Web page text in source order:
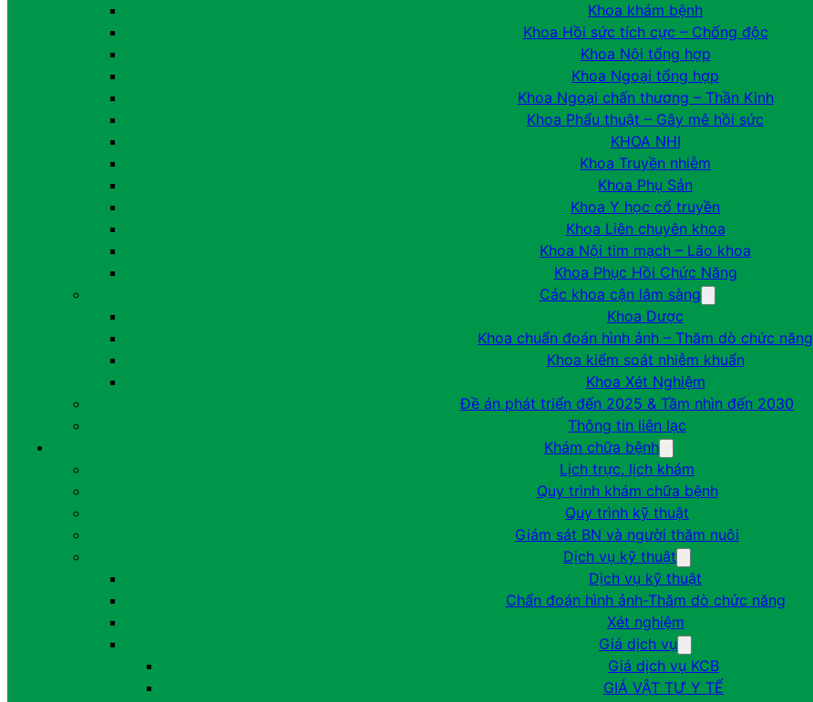
Khoa khám bệnh
Khoa Hồi sức tích cực – Chống độc
Khoa Nội tổng hợp
Khoa Ngoại tổng hợp
Khoa Ngoại chấn thương – Thần Kinh
Khoa Phẩu thuật – Gây mê hồi sức
KHOA NHI
Khoa Truyền nhiễm
Khoa Phụ Sản
Khoa Y học cổ truyền
Khoa Liên chuyên khoa
Khoa Nội tim mạch – Lão khoa
Khoa Phục Hồi Chức Năng
Các khoa cận lâm sàng
Khoa Dược
Khoa chuẩn đoán hình ảnh – Thăm dò chức năng
Khoa kiểm soát nhiễm khuẩn
Khoa Xét Nghiệm
Đề án phát triển đến 2025 & Tầm nhìn đến 2030
Thông tin liên lạc
Khám chữa bệnh
Lịch trực, lịch khám
Quy trình khám chữa bệnh
Quy trình kỹ thuật
Giám sát BN và người thăm nuôi
Dịch vụ kỹ thuật
Dịch vụ kỹ thuật
Chẩn đoán hình ảnh-Thăm dò chức năng
Xét nghiệm
Giá dịch vụ
Giá dịch vụ KCB
GIÁ VẬT TƯ Y TẾ